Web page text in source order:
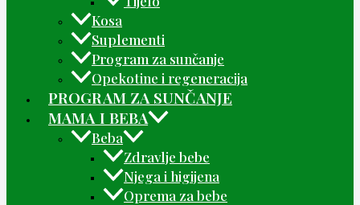
Kosa
Suplementi
Program za sunčanje
Opekotine i regeneracija
PROGRAM ZA SUNČANJE
MAMA I BEBA
Beba
Zdravlje bebe
Njega i higijena
Oprema za bebe